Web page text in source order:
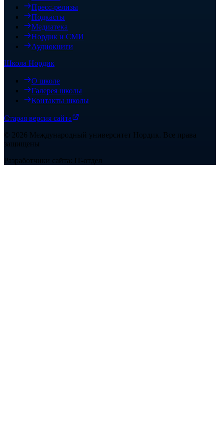
Пресс-релизы
Подкасты
Медиатека
Нордик и СМИ
Аудиокниги
Школа Нордик
О школе
Галерея школы
Контакты школы
Старая версия сайта
© 2026 Международный университет Нордик . Все права
защищены
Разработчики сайта: IT-отдел